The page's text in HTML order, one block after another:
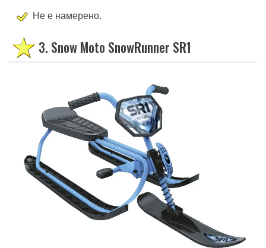
Не е намерено.
3. Snow Moto SnowRunner SR1